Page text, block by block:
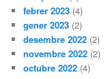
febrer 2023 (4)
gener 2023 (2)
desembre 2022 (2)
novembre 2022 (2)
octubre 2022 (4)